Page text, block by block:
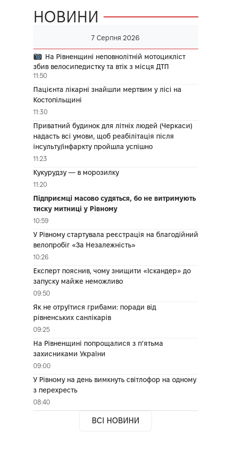
НОВИНИ
7 Серпня 2026
На Рівненщині неповнолітній мотоцикліст
збив велосипедистку та втік з місця ДТП
11:50
Пацієнта лікарні знайшли мертвим у лісі на
Костопільщині
11:30
Приватний будинок для літніх людей (Черкаси)
надасть всі умови, щоб реабілітація після
інсульту/інфаркту пройшла успішно
11:23
Кукурудзу — в морозилку
11:20
Підприємці масово судяться, бо не витримують
тиску митниці у Рівному
10:59
У Рівному стартувала реєстрація на благодійний
велопробіг «За Незалежність»
10:26
Експерт пояснив, чому знищити «Іскандер» до
запуску майже неможливо
09:50
Як не отруїтися грибами: поради від
рівненських санлікарів
09:25
На Рівненщині попрощалися з п’ятьма
захисниками України
09:00
У Рівному на день вимкнуть світлофор на одному
з перехресть
08:40
ВСІ НОВИНИ